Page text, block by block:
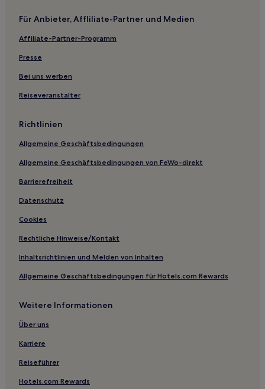
Günstige nahe Mariscal Beach
Luxus in Bombinhas
Hotels mit inbegriffenem Frühstück in Bombinhas
Haustierfreundliche in Bombinhas
Hotels mit Pool in Garopaba
Hotels mit Wellnessbereich in Itajaí
Luxus in Itajaí
Hotels mit inbegriffenem Frühstück in Itajaí
Strand in Itajaí
Familien in Penha
Hotels mit inbegriffenem Frühstück nahe Strand von
Strand in Picarras
Strand in Jurerê Leste
Für Anbieter, Affliliate-Partner und Medien
Affiliate-Partner-Programm
Presse
Bei uns werben
Reiseveranstalter
Richtlinien
Allgemeine Geschäftsbedingungen
Allgemeine Geschäftsbedingungen von FeWo-direkt
Barrierefreiheit
Datenschutz
Cookies
Rechtliche Hinweise/Kontakt
Inhaltsrichtlinien und Melden von Inhalten
Allgemeine Geschäftsbedingungen für Hotels.com Rewards
Weitere Informationen
Über uns
Karriere
Reiseführer
Hotels.com Rewards